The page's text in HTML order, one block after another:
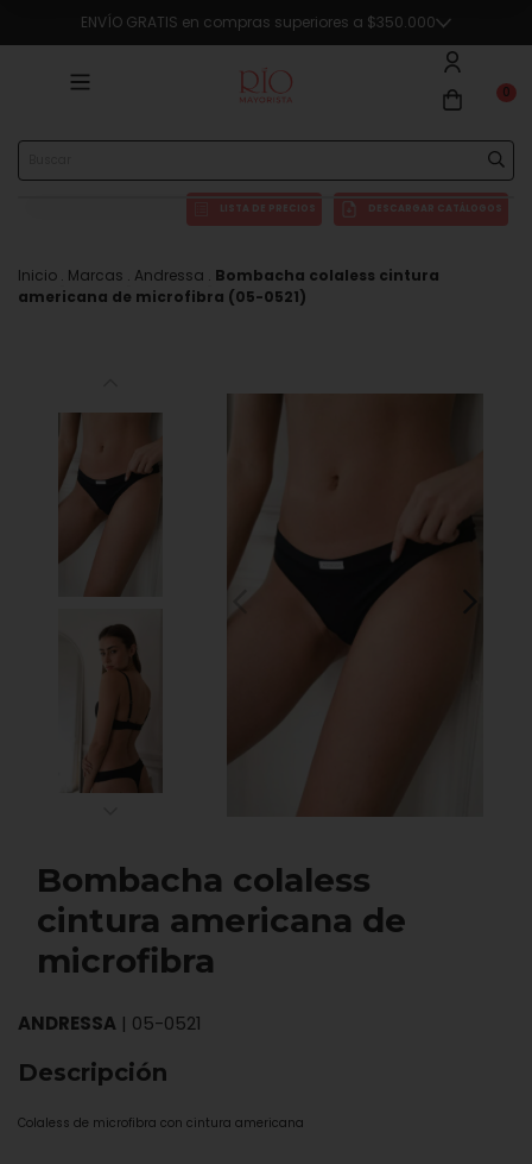
ENVÍO GRATIS en compras superiores a $350.000
0
LISTA DE PRECIOS DESCARGAR CATÁLOGOS
Inicio . Marcas . Andressa . Bombacha colaless cintura
americana de microfibra (05-0521)
Bombacha colaless
cintura americana de
microfibra
ANDRESSA | 05-0521
Descripción
Colaless de microfibra con cintura americana